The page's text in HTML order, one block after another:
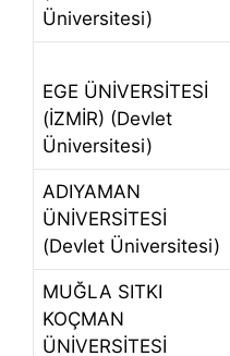
Üniversitesi)
EGE ÜNİVERSİTESİ
(İZMİR) (Devlet
Üniversitesi)
ADIYAMAN
ÜNİVERSİTESİ
(Devlet Üniversitesi)
MUĞLA SITKI
KOÇMAN
ÜNİVERSİTESİ